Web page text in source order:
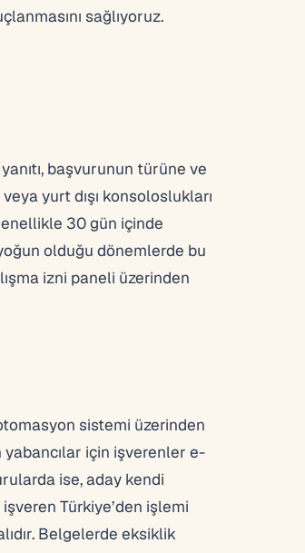
sağlıyoruz.
başvurunun türüne ve
yurt dışı konsoloslukları
30 gün içinde
olduğu dönemlerde bu
izni paneli üzerinden
sistemi üzerinden
için işverenler e-
ise, aday kendi
Türkiye’den işlemi
Belgelerde eksiklik